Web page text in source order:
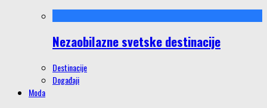
Nezaobilazne svetske destinacije
Destinacije
Događaji
Moda